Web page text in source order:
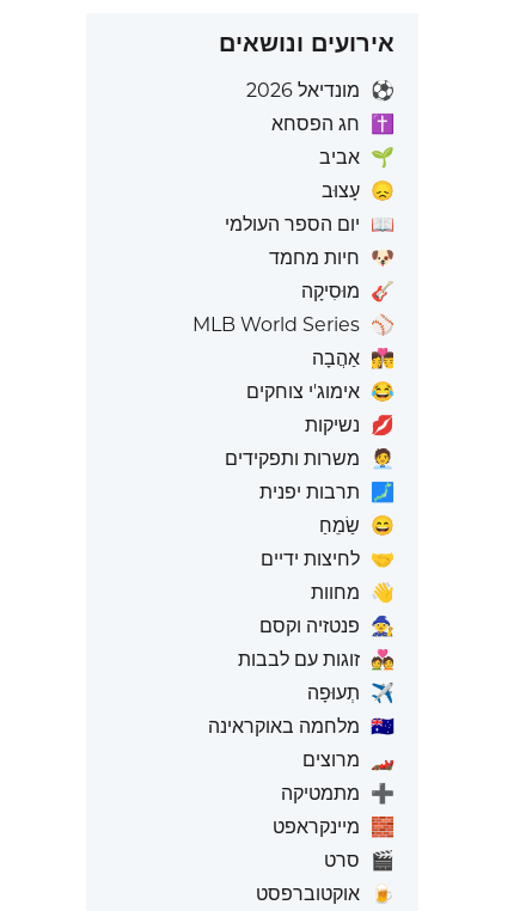
אירועים ונושאים
⚽ מונדיאל 2026
✝️
חג הפסחא
🌱 אביב
😞 עָצוּב
📖 יום הספר העולמי
🐶 חיות מחמד
🎸 מוּסִיקָה
⚾
MLB World Series
👩‍❤️‍💋‍👨 אַהֲבָה
😂 אימוג'י צוחקים
💋 נשיקות
🧑‍💼
משרות ותפקידים
🗾
תרבות יפנית
😄 שַׂמֵחַ
🤝 לחיצות ידיים
👋 מחוות
🧙 פנטזיה וקסם
💑 זוגות עם לבבות
✈️ תְעוּפָה
🇺🇦 מלחמה באוקראינה
🏎️
מרוצים
➕ מתמטיקה
🧱 מיינקראפט
🎬
סרט
🍺
אוקטוברפסט